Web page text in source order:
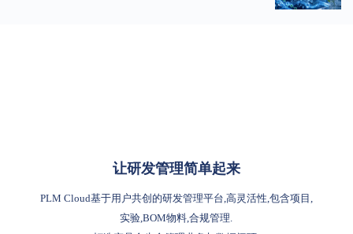
让研发管理简单起来
PLM Cloud基于用户共创的研发管理平台,高灵活性,包含项目,
实验,BOM物料,合规管理.